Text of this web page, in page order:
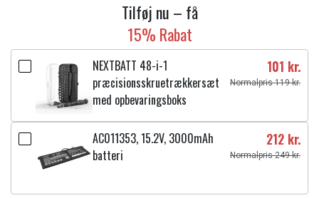
Tilføj nu – få
15% Rabat
NEXTBATT 48-i-1
præcisionsskruetrækkersæt
med opbevaringsboks
101 kr.
Normalpris 119 kr.
AC011353, 15.2V, 3000mAh
batteri
212 kr.
Normalpris 249 kr.